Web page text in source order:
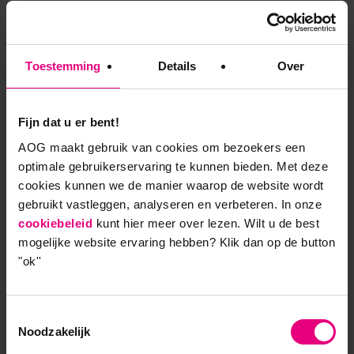
Toestemming Details Over
Fijn dat u er bent!
AOG maakt gebruik van cookies om bezoekers een
optimale gebruikerservaring te kunnen bieden. Met deze
cookies kunnen we de manier waarop de website wordt
gebruikt vastleggen, analyseren en verbeteren. In onze
cookiebeleid kunt hier meer over lezen. Wilt u de best
mogelijke website ervaring hebben? Klik dan op de button
"ok''
Noodzakelijk
maken
Wat Stiana leerde, was dat de voorgeschiedenis van
een organisatie er echt toe doet. “Je kunt daar niet
overheen stappen”, zegt ze. “Met de leergeschiedenis
in je organisatie. Je reflecteert op wat er is gebeurd
en op wat er niet is gezien. Het zijn juist díe dingen
die je in de weg zitten in veranderingstrajecten. Dat
heb ik als projectleider zelf meegemaakt. In een
project zitten altijd mensen in de weerstand. Mijn
natuurlijke neiging was dan om hen aan te sporen,
maar dat werkt natuurlijk niet. De leergeschiedenis
legt de blinde vlekken van je organisatie bloot. En als
aanbevelingen aan haar projectgroep Online